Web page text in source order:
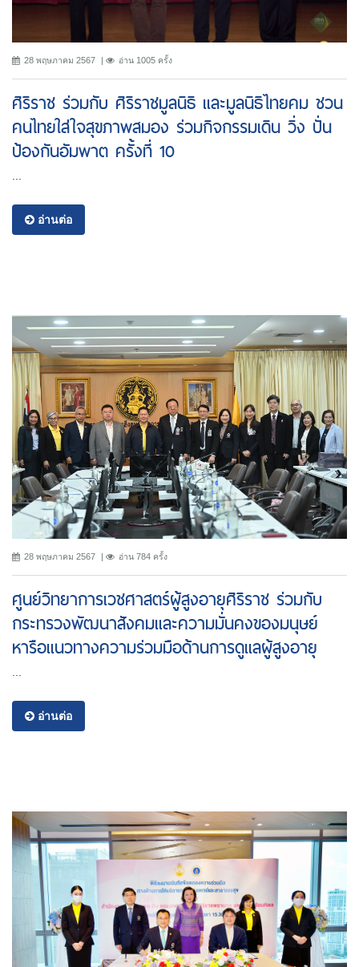
28 พฤษภาคม 2567 อ่าน 1005 ครั้ง
ศิริราช ร่วมกับ ศิริราชมูลนิธิ และมูลนิธิไทยคม ชวน
คนไทยใส่ใจสุขภาพสมอง ร่วมกิจกรรมเดิน วิ่ง ปั่น
ป้องกันอัมพาต ครั้งที่ 10
อ่านต่อ
28 พฤษภาคม 2567 อ่าน 784 ครั้ง
ศูนย์วิทยาการเวชศาสตร์ผู้สูงอายุศิริราช ร่วมกับ
กระทรวงพัฒนาสังคมและความมั่นคงของมนุษย์
หารือแนวทางความร่วมมือด้านการดูแลผู้สูงอายุ
อ่านต่อ